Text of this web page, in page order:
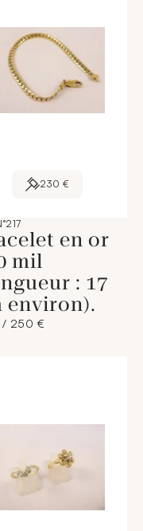
230 €
en or
mil
: 17
environ).
250 €